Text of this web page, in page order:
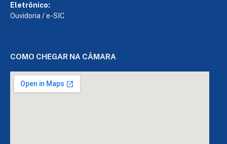
Eletrônico:
Ouvidoria /e-SIC
COMO CHEGAR NA CÂMARA